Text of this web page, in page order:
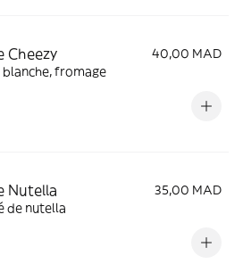
Cheezy
40,00 MAD
blanche, fromage
Nutella
35,00 MAD
de nutella